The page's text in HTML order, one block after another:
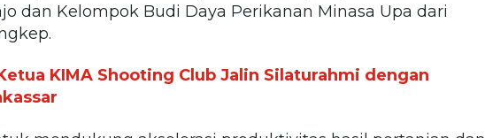
dan Kelompok Budi Daya Perikanan Minasa Upa dari
KIMA Shooting Club Jalin Silaturahmi dengan